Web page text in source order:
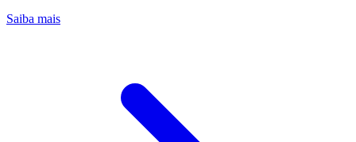
Saiba mais